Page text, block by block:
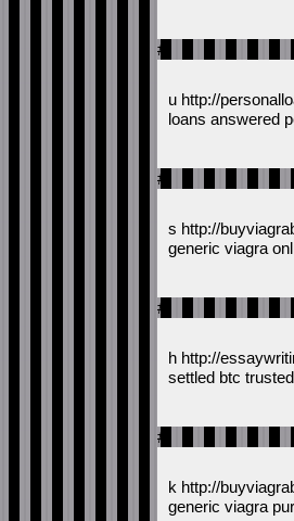
#
u http://
loans answered
#
s http://
generic viagra
#
h http://
settled btc
#
k http://
generic viagra